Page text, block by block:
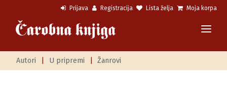
Prijava Registracija Lista želja Moja korpa
Autori U pripremi Žanrovi